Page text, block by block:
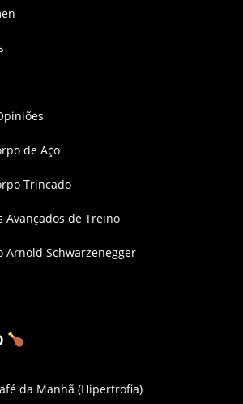
de Aço
Trincado
Avançados de Treino
Arnold Schwarzenegger
da Manhã (Hipertrofia)